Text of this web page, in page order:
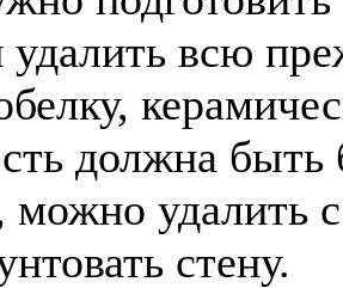
удалить всю
должна быть
удалить
стену.